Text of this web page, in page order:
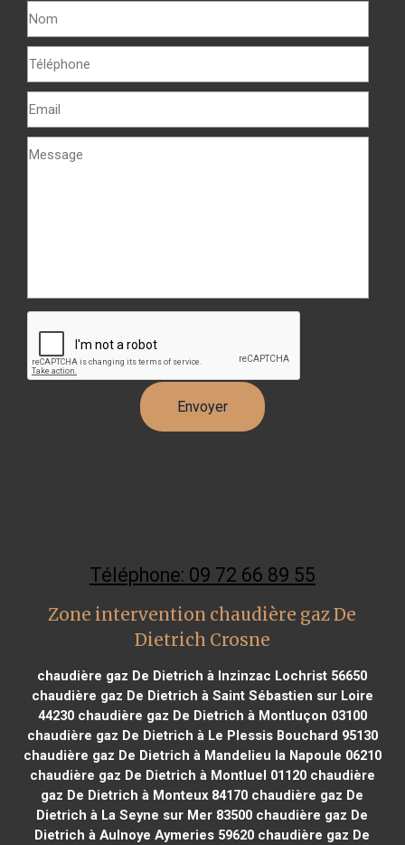
Téléphone: 09 72 66 89 55
Zone intervention chaudière gaz De
Dietrich Crosne
chaudière gaz De Dietrich à Inzinzac Lochrist 56650
chaudière gaz De Dietrich à Saint Sébastien sur Loire
44230chaudière gaz De Dietrich à Montluçon 03100
chaudière gaz De Dietrich à Le Plessis Bouchard 95130
chaudière gaz De Dietrich à Mandelieu la Napoule 06210
chaudière gaz De Dietrich à Montluel 01120chaudière
gaz De Dietrich à Monteux 84170 chaudière gaz De
Dietrich à La Seyne sur Mer 83500 chaudière gaz De
Dietrich à Aulnoye Aymeries 59620 chaudière gaz De